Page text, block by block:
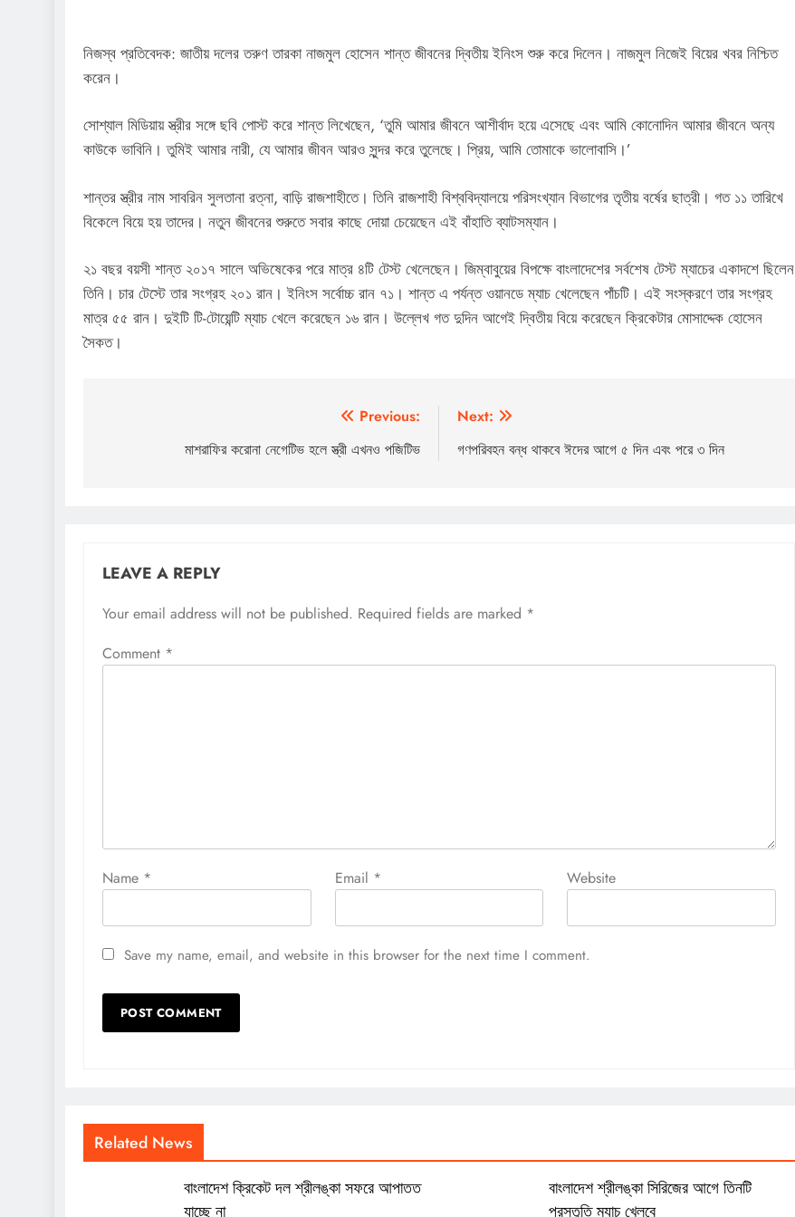
নিজস্ব প্রতিবেদক: জাতীয় দলের তরুণ তারকা নাজমুল হোসেন শান্ত জীবনের দ্বিতীয় ইনিংস শুরু করে দিলেন। নাজমুল নিজেই বিয়ের খবর নিশ্চিত
করেন।
সোশ্যাল মিডিয়ায় স্ত্রীর সঙ্গে ছবি পোস্ট করে শান্ত লিখেছেন, ‘তুমি আমার জীবনে আশীর্বাদ হয়ে এসেছে এবং আমি কোনোদিন আমার জীবনে অন্য
কাউকে ভাবিনি। তুমিই আমার নারী, যে আমার জীবন আরও সুন্দর করে তুলেছে। প্রিয়, আমি তোমাকে ভালোবাসি।’
শান্তর স্ত্রীর নাম সাবরিন সুলতানা রত্না, বাড়ি রাজশাহীতে। তিনি রাজশাহী বিশ্ববিদ্যালয়ে পরিসংখ্যান বিভাগের তৃতীয় বর্ষের ছাত্রী। গত ১১ তারিখে
বিকেলে বিয়ে হয় তাদের। নতুন জীবনের শুরুতে সবার কাছে দোয়া চেয়েছেন এই বাঁহাতি ব্যাটসম্যান।
২১ বছর বয়সী শান্ত ২০১৭ সালে অভিষেকের পরে মাত্র ৪টি টেস্ট খেলেছেন। জিম্বাবুয়ের বিপক্ষে বাংলাদেশের সর্বশেষ টেস্ট ম্যাচের একাদশে ছিলেন
তিনি। চার টেস্টে তার সংগ্রহ ২০১ রান। ইনিংস সর্বোচ্চ রান ৭১। শান্ত এ পর্যন্ত ওয়ানডে ম্যাচ খেলেছেন পাঁচটি। এই সংস্করণে তার সংগ্রহ
মাত্র ৫৫ রান। দুইটি টি-টোয়েন্টি ম্যাচ খেলে করেছেন ১৬ রান। উল্লেখ গত দুদিন আগেই দ্বিতীয় বিয়ে করেছেন ক্রিকেটার মোসাদ্দেক হোসেন
সৈকত।
navigation
Previous:
মাশরাফির করোনা নেগেটিভ হলে স্ত্রী এখনও পজিটিভ
Next:
গণপরিবহন বন্ধ থাকবে ঈদের আগে ৫ দিন এবং পরে ৩ দিন
LEAVE A REPLY
Your email address will not be published. Required fields are marked *
Comment *
Name * Email * Website
Save my name, email, and website in this browser for the next time I comment.
Related News
বাংলাদেশ ক্রিকেট দল শ্রীলঙ্কা সফরে আপাতত
যাচ্ছে না
বাংলাদেশ শ্রীলঙ্কা সিরিজের আগে তিনটি
প্রস্তুতি ম্যাচ খেলবে